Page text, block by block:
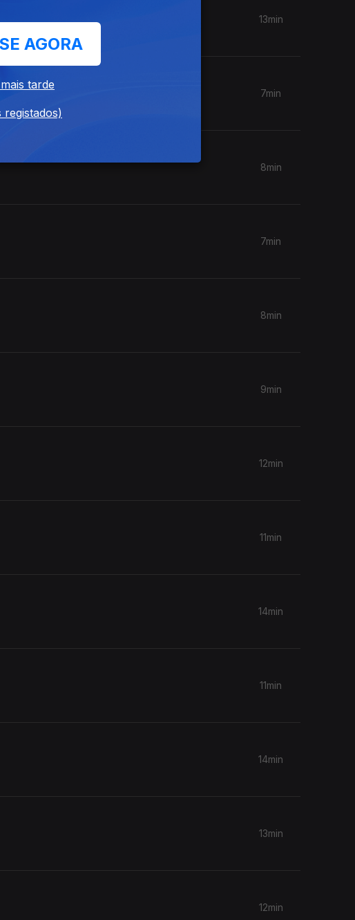
13min
7min
8min
7min
8min
9min
12min
11min
14min
11min
14min
13min
12min
AGORA
tarde